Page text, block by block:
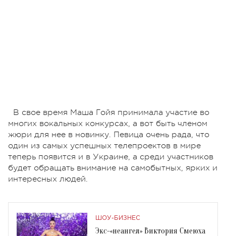
В свое время Маша Гойя принимала участие во
многих вокальных конкурсах, а вот быть членом
жюри для нее в новинку. Певица очень рада, что
один из самых успешных телепроектов в мире
теперь появится и в Украине, а среди участников
будет обращать внимание на самобытных, ярких и
интересных людей.
ШОУ-БИЗНЕС
Экс-«неангел» Виктория Смеюха